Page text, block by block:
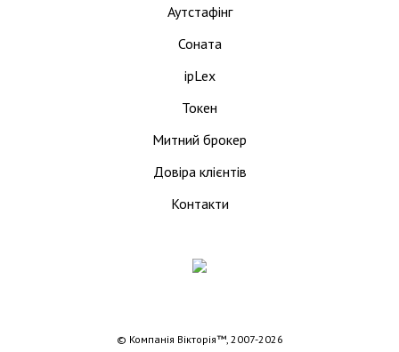
Аутстафінг
Соната
ipLex
Токен
Митний брокер
Довіра клієнтів
Контакти
© Компанія Вікторія™, 2007-2026